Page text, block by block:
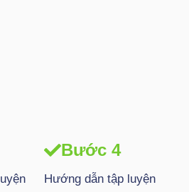
Bước 4
Hướng dẫn tập luyện